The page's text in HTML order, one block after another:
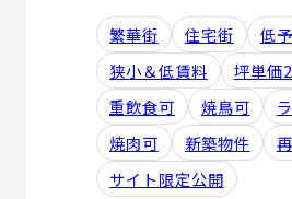
繁華街 住宅街
低
狭小＆低賃料
坪単価
重飲食可
焼鳥可
焼肉可
新築物件
サイト限定公開